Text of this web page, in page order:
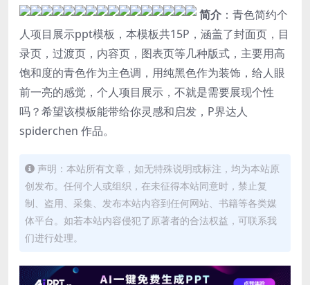
简介 ：青色简约个
人项目展示ppt模板，本模板共15P，涵盖了封面页，目
录页，过渡页，内容页，图表页等几种版式，主要用高
饱和度的青色作为主色调，用纯黑色作为装饰，给人眼
前一亮的感觉，个人项目展示，不就是需要展现个性
吗？希望该模板能带给你灵感和启发，P界达人
spiderchen 作品。
声明：本站所有文章，如无特殊说明或标注，均为本站原
创发布。任何个人或组织，在未征得本站同意时，禁止复
制、盗用、采集、发布本站内容到任何网站、书籍等各类媒
体平台。如若本站内容侵犯了原著者的合法权益，可联系我
们进行处理。